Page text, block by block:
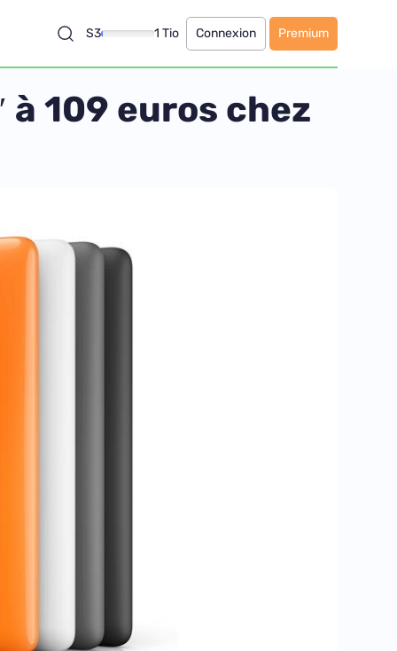
S3 1 Tio Connexion Premium
109 euros chez